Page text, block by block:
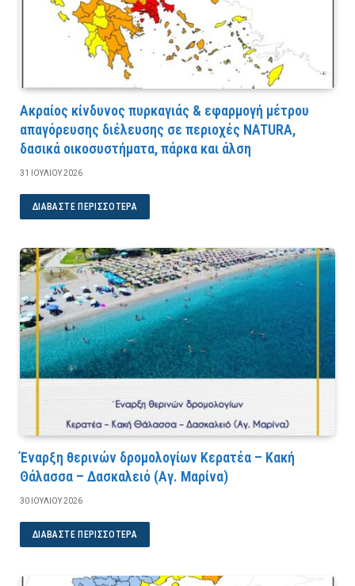
Ακραίος κίνδυνος πυρκαγιάς & εφαρμογή μέτρου
απαγόρευσης διέλευσης σε περιοχές NATURA,
δασικά οικοσυστήματα, πάρκα και άλση
31 ΙΟΥΛΊΟΥ 2026
ΔΙΑΒΆΣΤΕ ΠΕΡΙΣΣΌΤΕΡΑ
Έναρξη θερινών δρομολογίων Κερατέα – Κακή
Θάλασσα – Δασκαλειό (Αγ. Μαρίνα)
30 ΙΟΥΛΊΟΥ 2026
ΔΙΑΒΆΣΤΕ ΠΕΡΙΣΣΌΤΕΡΑ